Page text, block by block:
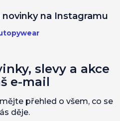
na Instagramu
slevy a akce
e-mail
přehled o všem, co se
děje.